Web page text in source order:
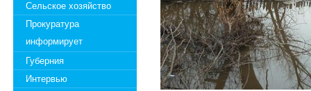
Сельское хозяйство
Прокуратура
информирует
Губерния
Интервью